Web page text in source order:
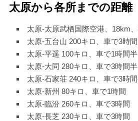
太原から各所までの距離
太原-太原武栖国際空港、18km
太原-五台山 200キロ、車で3時間
太原-平遥 100キロ、車で1時間半
太原-大同 280キロ、車で3時間半
太原-石家荘 240キロ、車で3時
太原-新州 80キロ、車で1時間
太原-臨汾 260キロ、車で3時間
太原-長芝 230キロ、車で3時間